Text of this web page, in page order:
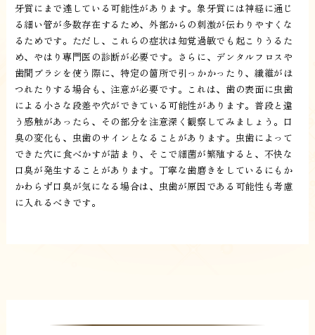
牙質にまで達している可能性があります。象牙質には神経に通じ
る細い管が多数存在するため、外部からの刺激が伝わりやすくな
るためです。ただし、これらの症状は知覚過敏でも起こりうるた
め、やはり専門医の診断が必要です。さらに、デンタルフロスや
歯間ブラシを使う際に、特定の箇所で引っかかったり、繊維がほ
つれたりする場合も、注意が必要です。これは、歯の表面に虫歯
による小さな段差や穴ができている可能性があります。普段と違
う感触があったら、その部分を注意深く観察してみましょう。口
臭の変化も、虫歯のサインとなることがあります。虫歯によって
できた穴に食べかすが詰まり、そこで細菌が繁殖すると、不快な
口臭が発生することがあります。丁寧な歯磨きをしているにもか
かわらず口臭が気になる場合は、虫歯が原因である可能性も考慮
に入れるべきです。